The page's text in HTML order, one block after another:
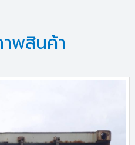
พสินค้า